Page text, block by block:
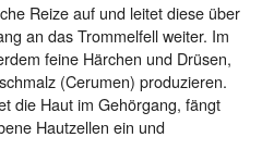
Reize auf und leitet diese über
an das Trommelfell weiter. Im
feine Härchen und Drüsen,
(Cerumen) produzieren.
die Haut im Gehörgang, fängt
Hautzellen ein und